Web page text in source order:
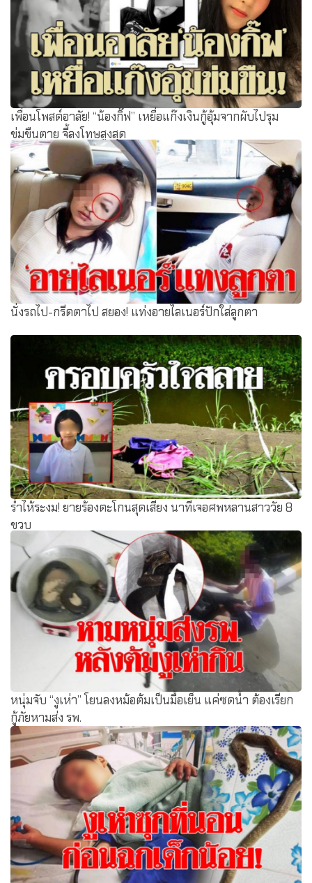
เพื่อนโพสต์อาลัย! “น้องกิ๊ฟ” เหยื่อแก๊งเงินกู้อุ้มจากผับไปรุม
ข่มขืนตาย จี้ลงโทษสูงสุด
นั่งรถไป-กรีดตาไป สยอง! แท่งอายไลเนอร์ปักใส่ลูกตา
ร่ำไห้ระงม! ยายร้องตะโกนสุดเสียง นาทีเจอศพหลานสาววัย 8
ขวบ
หนุ่มจับ “งูเห่า” โยนลงหม้อต้มเป็นมื้อเย็น แค่ซดน้ำ ต้องเรียก
กู้ภัยหามส่ง รพ.